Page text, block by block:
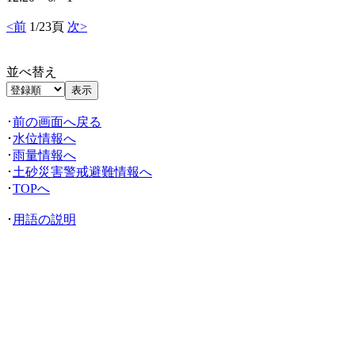
<前 1/23頁 次>
並べ替え
･前の画面へ戻る
･ 水位情報へ
･雨量情報へ
･ 土砂災害警戒避難情報へ
･TOPへ
･ 用語の説明